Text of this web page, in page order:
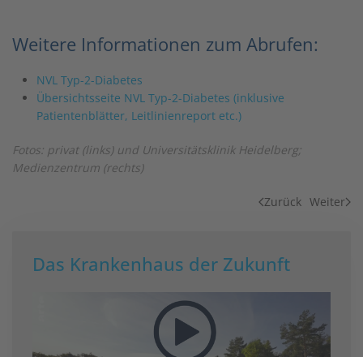
Weitere Informationen zum Abrufen:
NVL Typ-2-Diabetes
Übersichtsseite NVL Typ-2-Diabetes (inklusive
Patientenblätter, Leitlinienreport etc.)
Fotos: privat (links) und Universitätsklinik Heidelberg;
Medienzentrum (rechts)
Zurück Weiter
Das Krankenhaus der Zukunft